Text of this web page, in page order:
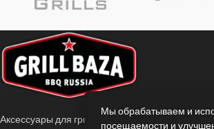
Аксессуары для гриля и барбекю.
Мы обрабатываем и